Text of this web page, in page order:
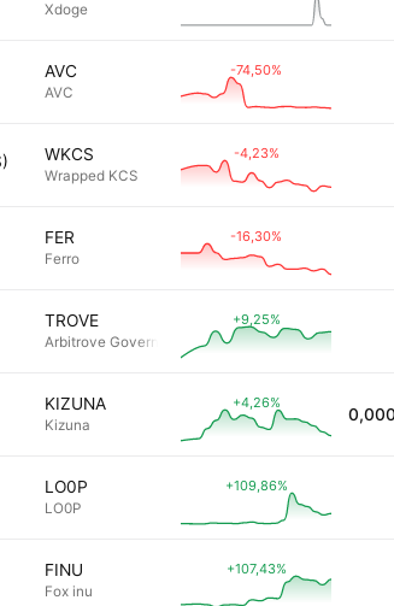
Xdoge
-74,50%
WKCS
Wrapped KCS
-4,23%
-16,30%
TROVE
Arbitrove Governance Token
+9,25%
KIZUNA
Kizuna
+4,26%
LO0P
LO0P
+109,86%
FINU
Fox inu
+107,43%